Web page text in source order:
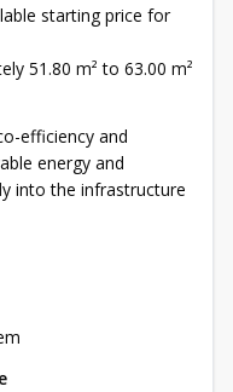
starting price for
51.80 m² to 63.00 m²
efficiency and
energy and
into the infrastructure